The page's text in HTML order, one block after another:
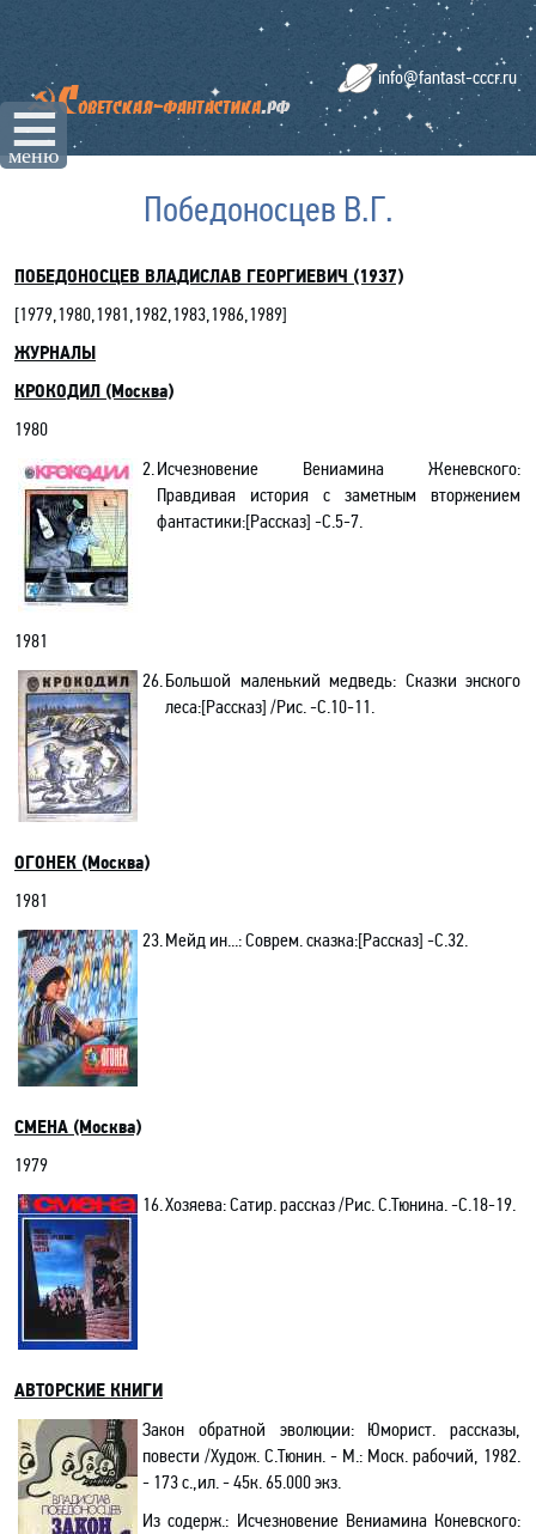
☰
меню
info@fantast-cccr.ru
Победоносцев В.Г.
ПОБЕДОНОСЦЕВ ВЛАДИСЛАВ ГЕОРГИЕВИЧ (1937)
[1979,1980,1981,1982,1983,1986,1989]
ЖУРНАЛЫ
КРОКОДИЛ (Москва)
1980
2.Исчезновение Вениамина Женевского:
Правдивая история с заметным вторжением
фантастики:[Рассказ] -С.5-7.
1981
26.Большой маленький медведь: Сказки энского
леса:[Рассказ] /Рис. -С.10-11.
ОГОНЕК (Москва)
1981
23.Мейд ин...: Соврем. сказка:[Рассказ] -С.32.
СМЕНА (Москва)
1979
16.Хозяева: Сатир. рассказ /Рис. С.Тюнина. -С.18-19.
АВТОРСКИЕ КНИГИ
Закон обратной эволюции: Юморист. рассказы,
повести /Худож. С.Тюнин. - М.: Моск. рабочий, 1982.
- 173 с.,ил. - 45к. 65.000 экз.
Из содерж.: Исчезновение Вениамина Коневского: